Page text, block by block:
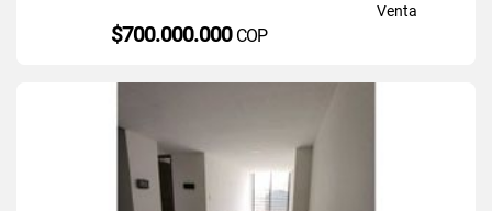
Venta
$700.000.000 COP